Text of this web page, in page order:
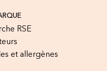
RSE
et allergènes